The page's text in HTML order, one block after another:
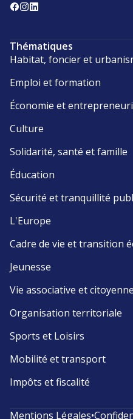
Thématiques
Habitat, foncier et
Emploi et formation
Économie et
Culture
Solidarité, santé et famille
Éducation
Sécurité et tranquillité
L'Europe
Cadre de vie et transition
Jeunesse
Vie associative et
Organisation territoriale
Sports et Loisirs
Mobilité et transport
Impôts et fiscalité
Mentions Légales•